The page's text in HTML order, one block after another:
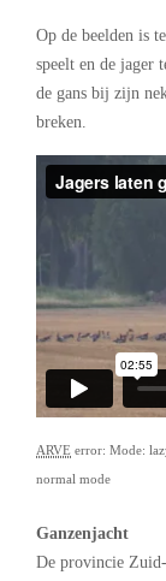
Op de beelden is
speelt en de jager
de gans bij zijn
breken.
ARVE error: Mode:
normal mode
Ganzenjacht
De provincie